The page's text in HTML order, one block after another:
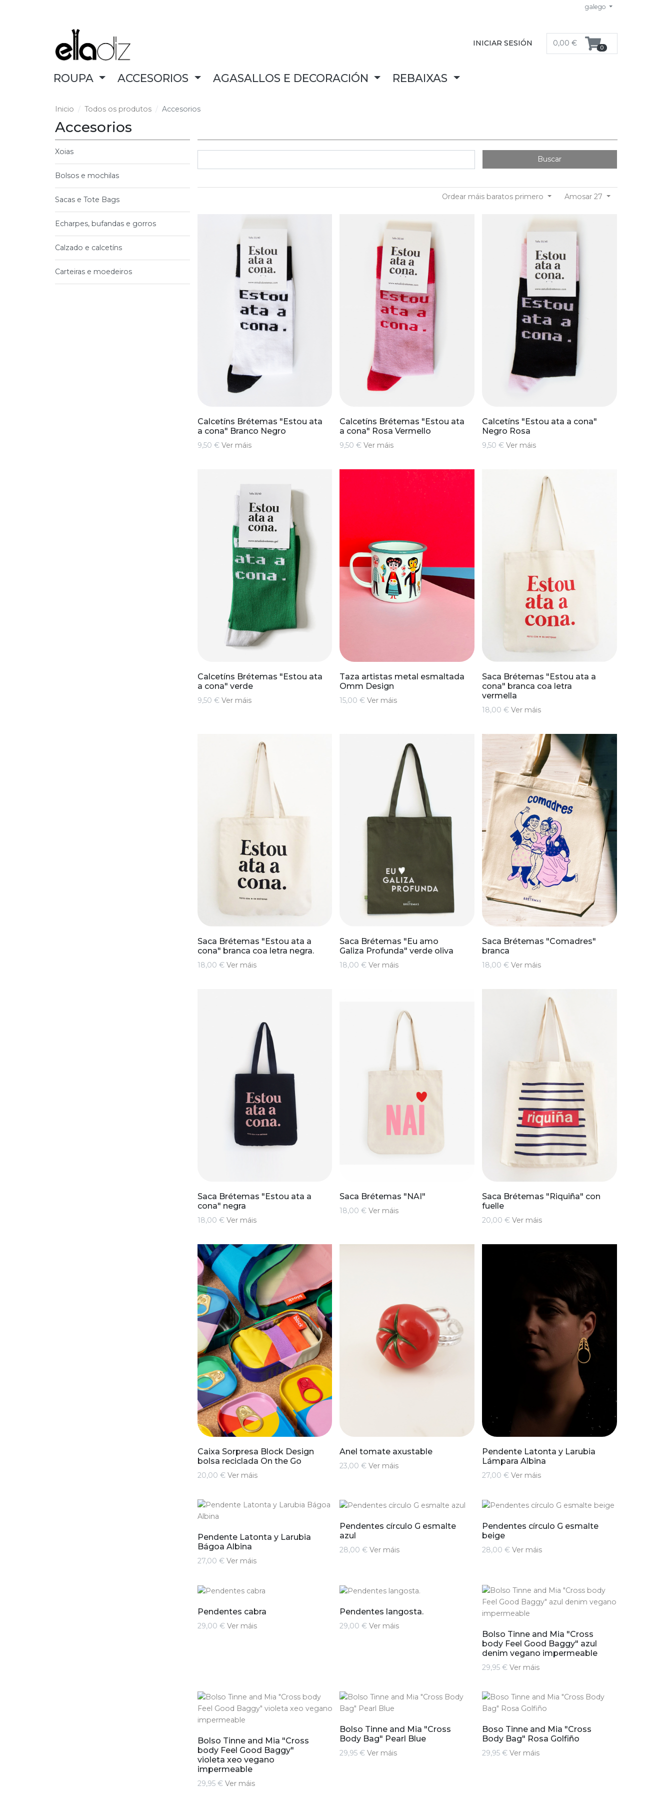
galego
INICIAR SESIÓN 0,00 € 0
ROUPA ACCESORIOS AGASALLOS E DECORACIÓN REBAIXAS
Inicio Todos os produtos Accesorios
Accesorios
Xoias
Bolsos e mochilas
Sacas e Tote Bags
Echarpes, bufandas e gorros
Calzado e calcetíns
Carteiras e moedeiros
Buscar
Amosar 27
Ordear máis baratos primero
Calcetíns Brétemas "Estou ata
a cona" Branco Negro
9,50 € Ver máis
Calcetíns Brétemas "Estou ata
a cona" Rosa Vermello
9,50 €Ver máis
Calcetíns "Estou ata a cona"
Negro Rosa
9,50 €Ver máis
Calcetíns Brétemas "Estou ata
a cona" verde
9,50 € Ver máis
Taza artistas metal esmaltada
Omm Design
15,00 €Ver máis
Saca Brétemas "Estou ata a
cona" branca coa letra
vermella
18,00 €Ver máis
Saca Brétemas "Estou ata a
cona" branca coa letra negra.
18,00 € Ver máis
Saca Brétemas "Eu amo
Galiza Profunda" verde oliva
18,00 €Ver máis
Saca Brétemas "Comadres"
branca
18,00 €Ver máis
Saca Brétemas "Estou ata a
cona" negra
18,00 € Ver máis
Saca Brétemas "NAI"
18,00 €Ver máis
Saca Brétemas "Riquiña" con
fuelle
20,00 €Ver máis
Caixa Sorpresa Block Design
bolsa reciclada On the Go
20,00 € Ver máis
Anel tomate axustable
23,00 €Ver máis
Pendente Latonta y Larubia
Lámpara Albina
27,00 €Ver máis
Pendente Latonta y Larubia
Bágoa Albina
27,00 € Ver máis
Pendentes círculo G esmalte
azul
28,00 €Ver máis
Pendentes círculo G esmalte
beige
28,00 €Ver máis
Pendentes cabra
29,00 € Ver máis
Pendentes langosta.
29,00 €Ver máis
Bolso Tinne and Mia "Cross
body Feel Good Baggy" azul
denim vegano impermeable
29,95 €Ver máis
Bolso Tinne and Mia "Cross
body Feel Good Baggy"
violeta xeo vegano
impermeable
29,95 € Ver máis
Bolso Tinne and Mia "Cross
Body Bag" Pearl Blue
29,95 €Ver máis
Boso Tinne and Mia "Cross
Body Bag" Rosa Golfiño
29,95 €Ver máis